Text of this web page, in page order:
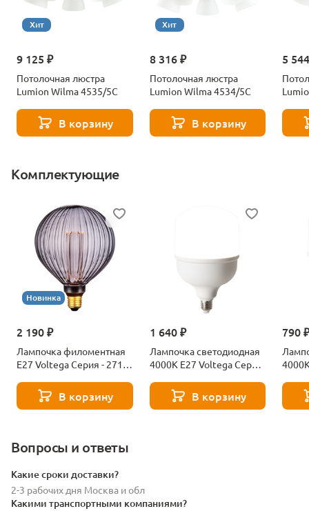
Хит
9 125 ₽
Потолочная люстра
Lumion Wilma 4535/5C
В корзину
Хит
8 316 ₽
Потолочная люстра
Lumion Wilma 4534/5C
В корзину
5
Комплектующие
Новинка
2 190 ₽
Лампочка филоментная
Е27 Voltega Серия - 271
В корзину
1 640 ₽
Лампочка светодиодная
4000К Е27 Voltega Серия
В корзину
790
Вопросы и ответы
Какие сроки доставки?
2-3 рабочих дня Москва и обл
Какими транспортными компаниями?